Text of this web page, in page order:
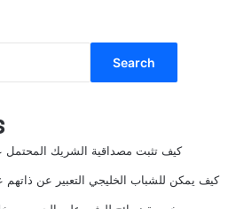
Search
كيف تثبت مصداقية الشريك المحتمل
كيف يمكن للشباب الخليجي التعبير عن ذاتهم